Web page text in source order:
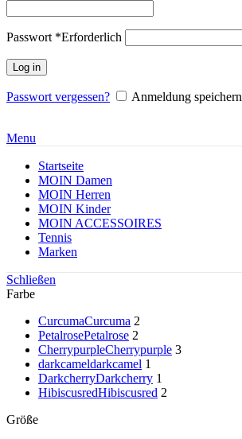
Passwort *Erforderlich
Log in
Passwort vergessen? Anmeldung speichern
Menu
Startseite
MOIN Damen
MOIN Herren
MOIN Kinder
MOIN ACCESSOIRES
Tennis
Marken
Schließen
Farbe
CurcumaCurcuma 2
PetalrosePetalrose 2
CherrypurpleCherrypurple 3
darkcameldarkcamel 1
DarkcherryDarkcherry 1
HibiscusredHibiscusred 2
Größe